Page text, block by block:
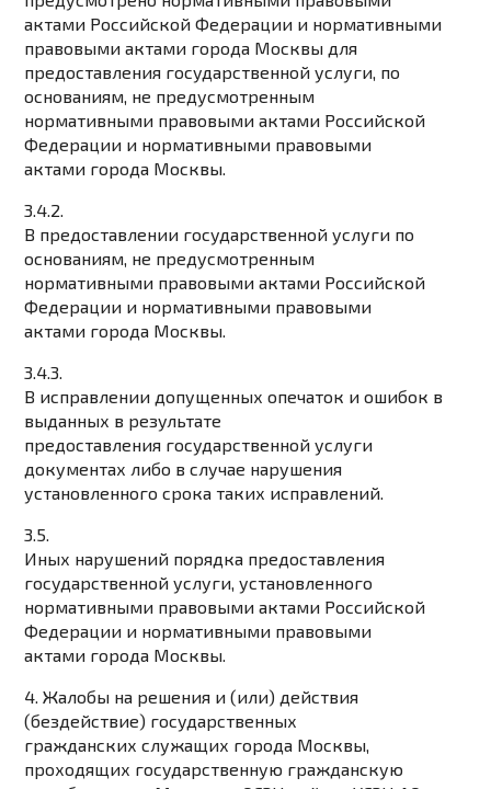
актами Российской Федерации и нормативными
правовыми актами города Москвы для
предоставления государственной услуги, по
основаниям, не предусмотренным
нормативными правовыми актами Российской
Федерации и нормативными правовыми
актами города Москвы.
3.4.2.
В предоставлении государственной услуги по
основаниям, не предусмотренным
нормативными правовыми актами Российской
Федерации и нормативными правовыми
актами города Москвы.
3.4.3.
В исправлении допущенных опечаток и ошибок в
выданных в результате
предоставления государственной услуги
документах либо в случае нарушения
установленного срока таких исправлений.
3.5.
Иных нарушений порядка предоставления
государственной услуги, установленного
нормативными правовыми актами Российской
Федерации и нормативными правовыми
актами города Москвы.
4. Жалобы на решения и (или) действия
(бездействие) государственных
гражданских служащих города Москвы,
проходящих государственную гражданскую